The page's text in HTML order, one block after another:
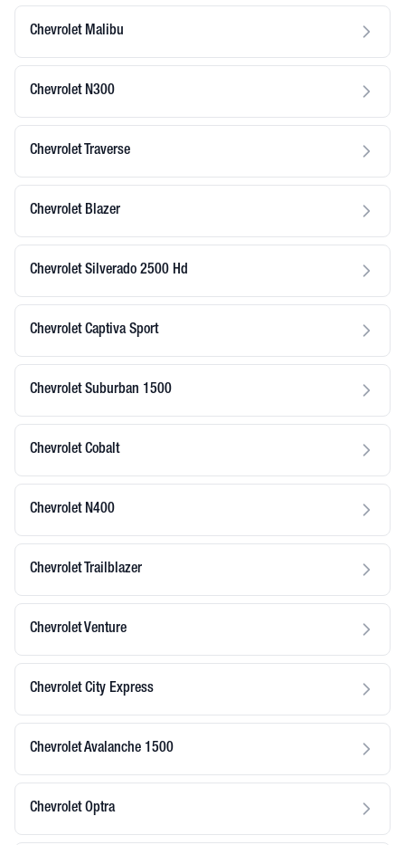
Chevrolet Malibu
Chevrolet N300
Chevrolet Traverse
Chevrolet Blazer
Chevrolet Silverado 2500 Hd
Chevrolet Captiva Sport
Chevrolet Suburban 1500
Chevrolet Cobalt
Chevrolet N400
Chevrolet Trailblazer
Chevrolet Venture
Chevrolet City Express
Chevrolet Avalanche 1500
Chevrolet Optra